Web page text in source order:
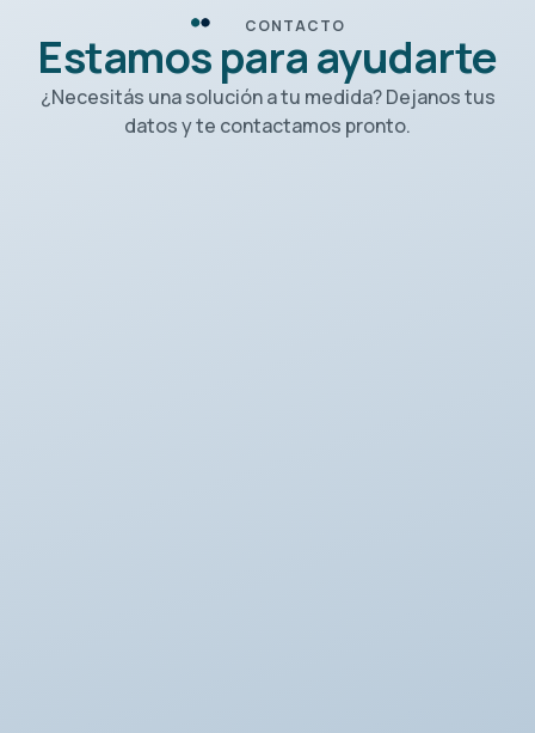
CONTACTO
Estamos para ayudarte
¿Necesitás una solución a tu medida? Dejanos tus
datos y te contactamos pronto.